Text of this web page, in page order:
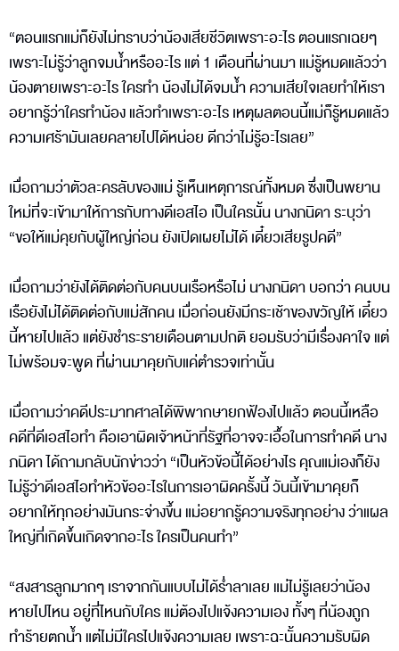
“ตอนแรกแม่ก็ยังไม่ทราบว่าน้องเสียชีวิตเพราะอะไร ตอนแรกเฉยๆ
เพราะไม่รู้ว่าลูกจมน้ำหรืออะไร แต่ 1 เดือนที่ผ่านมา แม่รู้หมดแล้วว่า
น้องตายเพราะอะไร ใครทำ น้องไม่ได้จมน้ำ ความเสียใจเลยทำให้เรา
อยากรู้ว่าใครทำน้อง แล้วทำเพราะอะไร เหตุผลตอนนี้แม่ก็รู้หมดแล้ว
ความเศร้ามันเลยคลายไปได้หน่อย ดีกว่าไม่รู้อะไรเลย”
เมื่อถามว่าตัวละครลับของแม่ รู้เห็นเหตุการณ์ทั้งหมด ซึ่งเป็นพยาน
ใหม่ที่จะเข้ามาให้การกับทางดีเอสไอ เป็นใครนั้น นางภนิดา ระบุว่า
“ขอให้แม่คุยกับผู้ใหญ่ก่อน ยังเปิดเผยไม่ได้ เดี๋ยวเสียรูปคดี”
เมื่อถามว่ายังได้ติดต่อกับคนบนเรือหรือไม่ นางภนิดา บอกว่า คนบน
เรือยังไม่ได้ติดต่อกับแม่สักคน เมื่อก่อนยังมีกระเช้าของขวัญให้ เดี๋ยว
นี้หายไปแล้ว แต่ยังชำระรายเดือนตามปกติ ยอมรับว่ามีเรื่องคาใจ แต่
ไม่พร้อมจะพูด ที่ผ่านมาคุยกับแค่ตำรวจเท่านั้น
เมื่อถามว่าคดีประมาทศาลได้พิพากษายกฟ้องไปแล้ว ตอนนี้เหลือ
คดีที่ดีเอสไอทำ คือเอาผิดเจ้าหน้าที่รัฐที่อาจจะเอื้อในการทำคดี นาง
ภนิดา ได้ถามกลับนักข่าวว่า “เป็นหัวข้อนี้ได้อย่างไร คุณแม่เองก็ยัง
ไม่รู้ว่าดีเอสไอทำหัวข้ออะไรในการเอาผิดครั้งนี้ วันนี้เข้ามาคุยก็
อยากให้ทุกอย่างมันกระจ่างขึ้น แม่อยากรู้ความจริงทุกอย่าง ว่าแผล
ใหญ่ที่เกิดขึ้นเกิดจากอะไร ใครเป็นคนทำ”
“สงสารลูกมากๆ เราจากกันแบบไม่ได้ร่ำลาเลย แม่ไม่รู้เลยว่าน้อง
หายไปไหน อยู่ที่ไหนกับใคร แม่ต้องไปแจ้งความเอง ทั้งๆ ที่น้องถูก
ทำร้ายตกน้ำ แต่ไม่มีใครไปแจ้งความเลย เพราะฉะนั้นความรับผิด